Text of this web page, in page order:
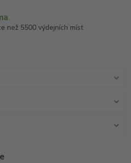
než 5500 výdejních míst